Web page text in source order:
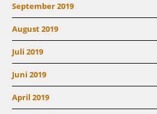
September 2019
August 2019
Juli 2019
Juni 2019
April 2019